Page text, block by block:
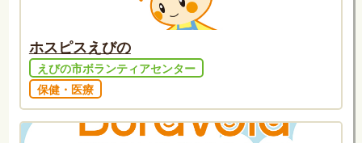
ホスピスえびの
えびの市ボランティアセンター
保健・医療